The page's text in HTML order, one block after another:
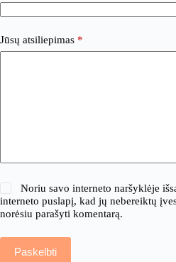
Jūsų atsiliepimas *
Noriu savo interneto naršyklėje
interneto puslapį, kad jų nebereiktų
norėsiu parašyti komentarą.
Paskelbti